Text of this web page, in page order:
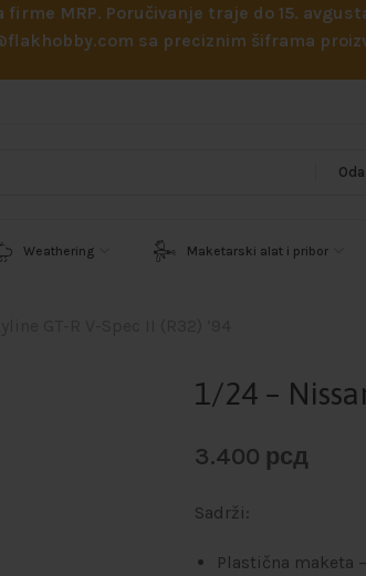
MRP. Poručivanje traje do 15.
sa preciznim šiframa
Weathering Maketarski alat i pribor
1/24 –
3.400 рсд
Sadrži:
Plastična maketa